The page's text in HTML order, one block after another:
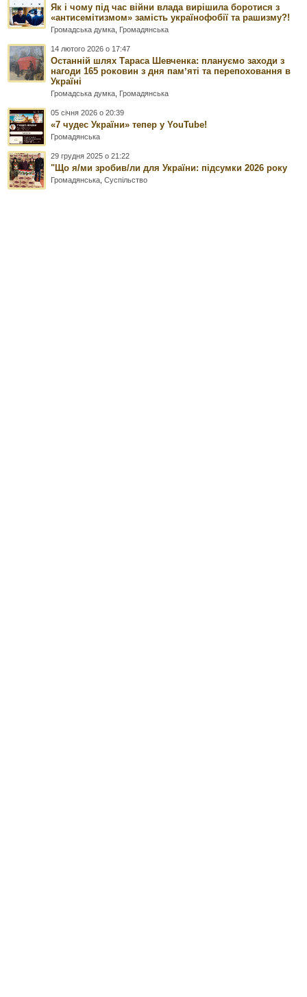
Як і чому під час війни влада вирішила боротися з
«антисемітизмом» замість українофобії та рашизму?!
Громадська думка Громадянська
14 лютого 2026 о 17:47
Останній шлях Тараса Шевченка: плануємо заходи з
нагоди 165 роковин з дня памʼяті та перепоховання в
Україні
Громадська думка Громадянська
05 січня 2026 о 20:39
«7 чудес України» тепер у YouTube!
Громадянська
29 грудня 2025 о 21:22
"Що я/ми зробив/ли для України: підсумки 2026 року
Громадянська ,Суспільство